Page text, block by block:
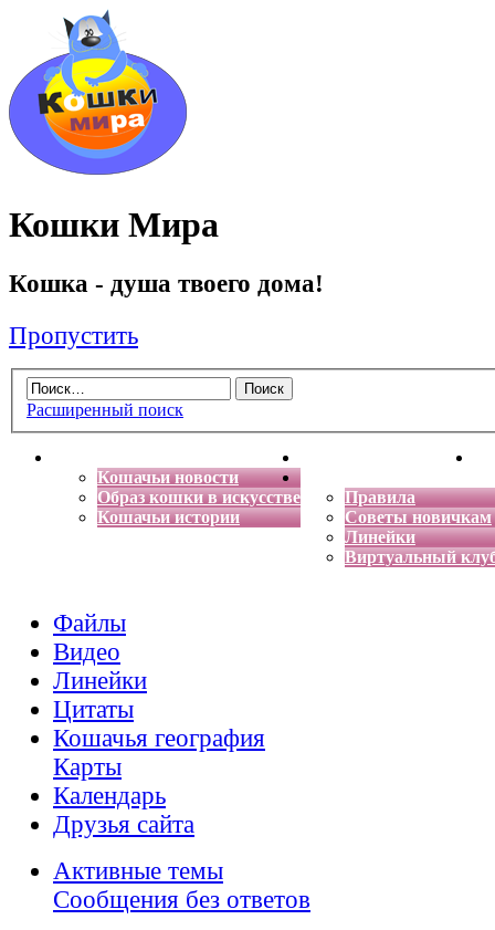
Кошки Мира
Кошка - душа твоего дома!
Пропустить
Расширенный поиск
Кошачьи новости
Образ кошки в искусстве
Кошачьи истории
Энциклопедия кошек
Правила
Советы новичкам
Линейки
Виртуальный
Файлы
Видео
Линейки
Цитаты
Кошачья география
Карты
Календарь
Друзья сайта
Активные темы
Сообщения без ответов